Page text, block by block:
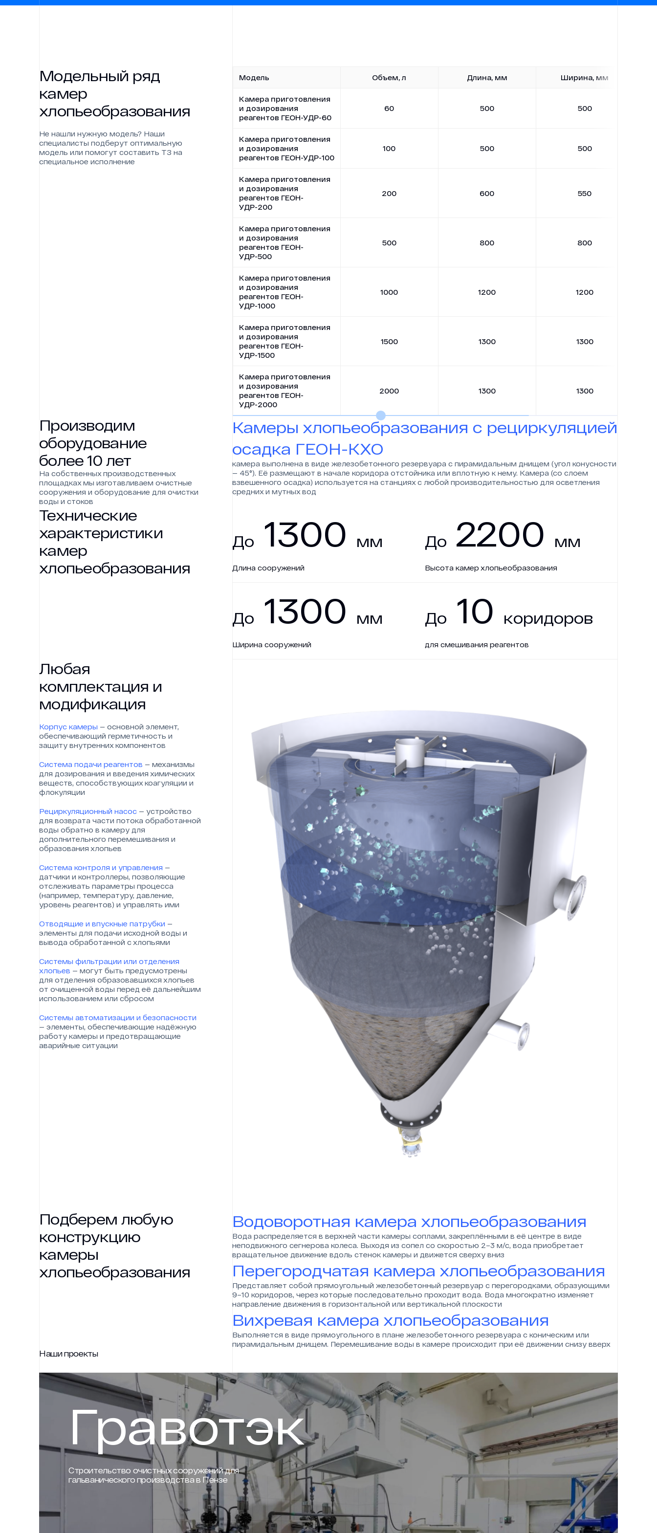
Контакты
Модельный ряд
камер
хлопьеобразования
Не нашли нужную модель? Наши
специалисты подберут оптимальную
модель или помогут составить ТЗ на
специальное исполнение
Модель Объем, л Длина, мм Ширина, мм
Камера приготовления
и дозирования
реагентов ГЕОН-УДР-60
60 500 500
Камера приготовления
и дозирования
реагентов ГЕОН-УДР-100
100 500 500
Камера приготовления
и дозирования
реагентов ГЕОН-
УДР-200
200 600 550
Камера приготовления
и дозирования
реагентов ГЕОН-
УДР-500
500 800 800
Камера приготовления
и дозирования
реагентов ГЕОН-
УДР-1000
1000 1200 1200
Камера приготовления
и дозирования
реагентов ГЕОН-
УДР-1500
1500 1300 1300
Камера приготовления
и дозирования
реагентов ГЕОН-
УДР-2000
2000 1300 1300
Производим
оборудование
более 10 лет
На собственных производственных
площадках мы изготавливаем очистные
сооружения и оборудование для очистки
воды и стоков
Камеры хлопьеобразования с рециркуляцией
осадка ГЕОН-КХО
камера выполнена в виде железобетонного резервуара с пирамидальным днищем (угол конусности
— 45°). Её размещают в начале коридора отстойника или вплотную к нему. Камера (со слоем
взвешенного осадка) используется на станциях с любой производительностью для осветления
средних и мутных вод
Технические
характеристики
камер
хлопьеобразования
До
1300
1300
мм
Длина сооружений
До
2200
2200
мм
Высота камер хлопьеобразования
До
130
1300
мм
Ширина сооружений
До
10
10
коридоров
для смешивания реагентов
Любая
комплектация и
модификация
Корпус камеры — основной элемент,
обеспечивающий герметичность и
защиту внутренних компонентов
Система подачи реагентов — механизмы
для дозирования и введения химических
веществ, способствующих коагуляции и
флокуляции
Рециркуляционный насос — устройство
для возврата части потока обработанной
воды обратно в камеру для
дополнительного перемешивания и
образования хлопьев
Система контроля и управления —
датчики и контроллеры, позволяющие
отслеживать параметры процесса
(например, температуру, давление,
уровень реагентов) и управлять ими
Отводящие и впускные патрубки —
элементы для подачи исходной воды и
вывода обработанной с хлопьями
Системы фильтрации или отделения
хлопьев — могут быть предусмотрены
для отделения образовавшихся хлопьев
от очищенной воды перед её дальнейшим
использованием или сбросом
Системы автоматизации и безопасности
— элементы, обеспечивающие надёжную
работу камеры и предотвращающие
аварийные ситуации
Подберем любую
конструкцию
камеры
хлопьеобразования
Водоворотная камера хлопьеобразования
Вода распределяется в верхней части камеры соплами, закреплёнными в её центре в виде
неподвижного сегнерова колеса. Выходя из сопел со скоростью 2–3 м/с, вода приобретает
вращательное движение вдоль стенок камеры и движется сверху вниз
Перегородчатая камера хлопьеобразования
Представляет собой прямоугольный железобетонный резервуар с перегородками, образующими
9–10 коридоров, через которые последовательно проходит вода. Вода многократно изменяет
направление движения в горизонтальной или вертикальной плоскости
Вихревая камера хлопьеобразования
Выполняется в виде прямоугольного в плане железобетонного резервуара с коническим или
пирамидальным днищем. Перемешивание воды в камере происходит при её движении снизу вверх
Наши проекты
Гравотэк
Строительство очистных сооружений для
гальванического производства в Пензе